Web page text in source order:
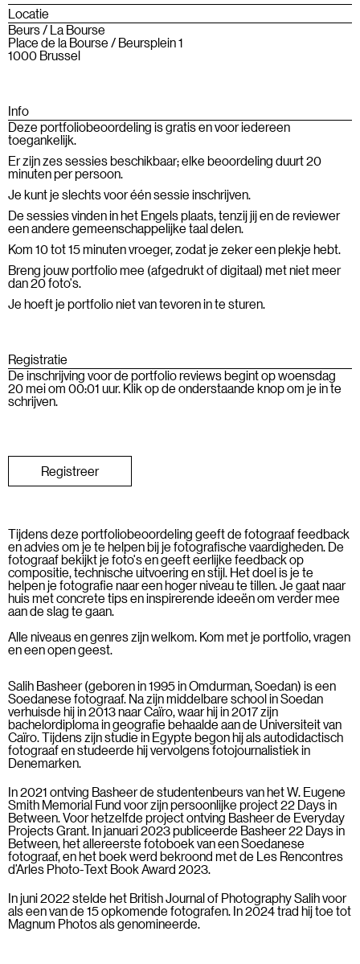
Locatie
Beurs / La Bourse
Place de la Bourse / Beursplein 1
1000 Brussel
Info
Deze portfoliobeoordeling is gratis en voor iedereen
toegankelijk.
Er zijn zes sessies beschikbaar; elke beoordeling duurt 20
minuten per persoon.
Je kunt je slechts voor één sessie inschrijven.
De sessies vinden in het Engels plaats, tenzij jij en de reviewer
een andere gemeenschappelijke taal delen.
Kom 10 tot 15 minuten vroeger, zodat je zeker een plekje hebt.
Breng jouw portfolio mee (afgedrukt of digitaal) met niet meer
dan 20 foto's.
Je hoeft je portfolio niet van tevoren in te sturen.
Registratie
De inschrijving voor de portfolio reviews begint op woensdag
20 mei om 00:01 uur. Klik op de onderstaande knop om je in te
schrijven.
Registreer
Tijdens deze portfoliobeoordeling geeft de fotograaf feedback
en advies om je te helpen bij je fotografische vaardigheden. De
fotograaf bekijkt je foto's en geeft eerlijke feedback op
compositie, technische uitvoering en stijl. Het doel is je te
helpen je fotografie naar een hoger niveau te tillen. Je gaat naar
huis met concrete tips en inspirerende ideeën om verder mee
aan de slag te gaan.
Alle niveaus en genres zijn welkom. Kom met je portfolio, vragen
en een open geest.
Salih Basheer (geboren in 1995 in Omdurman, Soedan) is een
Soedanese fotograaf. Na zijn middelbare school in Soedan
verhuisde hij in 2013 naar Caïro, waar hij in 2017 zijn
bachelordiploma in geografie behaalde aan de Universiteit van
Caïro. Tijdens zijn studie in Egypte begon hij als autodidactisch
fotograaf en studeerde hij vervolgens fotojournalistiek in
Denemarken.
In 2021 ontving Basheer de studentenbeurs van het W. Eugene
Smith Memorial Fund voor zijn persoonlijke project 22 Days in
Between. Voor hetzelfde project ontving Basheer de Everyday
Projects Grant. In januari 2023 publiceerde Basheer 22 Days in
Between, het allereerste fotoboek van een Soedanese
fotograaf, en het boek werd bekroond met de Les Rencontres
d’Arles Photo-Text Book Award 2023.
In juni 2022 stelde het British Journal of Photography Salih voor
als een van de 15 opkomende fotografen. In 2024 trad hij toe tot
Magnum Photos als genomineerde.